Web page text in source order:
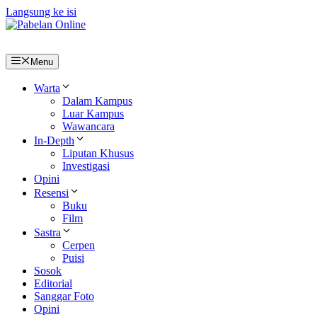
Langsung ke isi
Menu
Warta
Dalam Kampus
Luar Kampus
Wawancara
In-Depth
Liputan Khusus
Investigasi
Opini
Resensi
Buku
Film
Sastra
Cerpen
Puisi
Sosok
Editorial
Sanggar Foto
Opini